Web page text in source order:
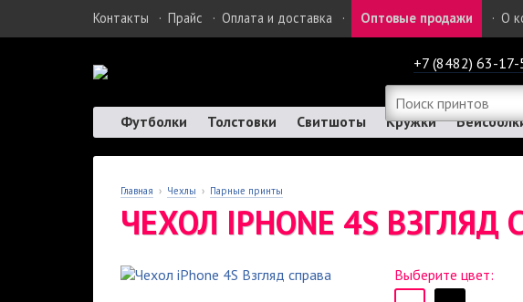
Контакты · Прайс · Оплата и доставка · Оптовые продажи · О
+7 (8482) 63-17-
Футболки
Толстовки Свитшоты Кружки
Главная › Чехлы › Парные принты
ЧЕХОЛ IPHONE 4S ВЗГЛЯД
Выберите цвет: